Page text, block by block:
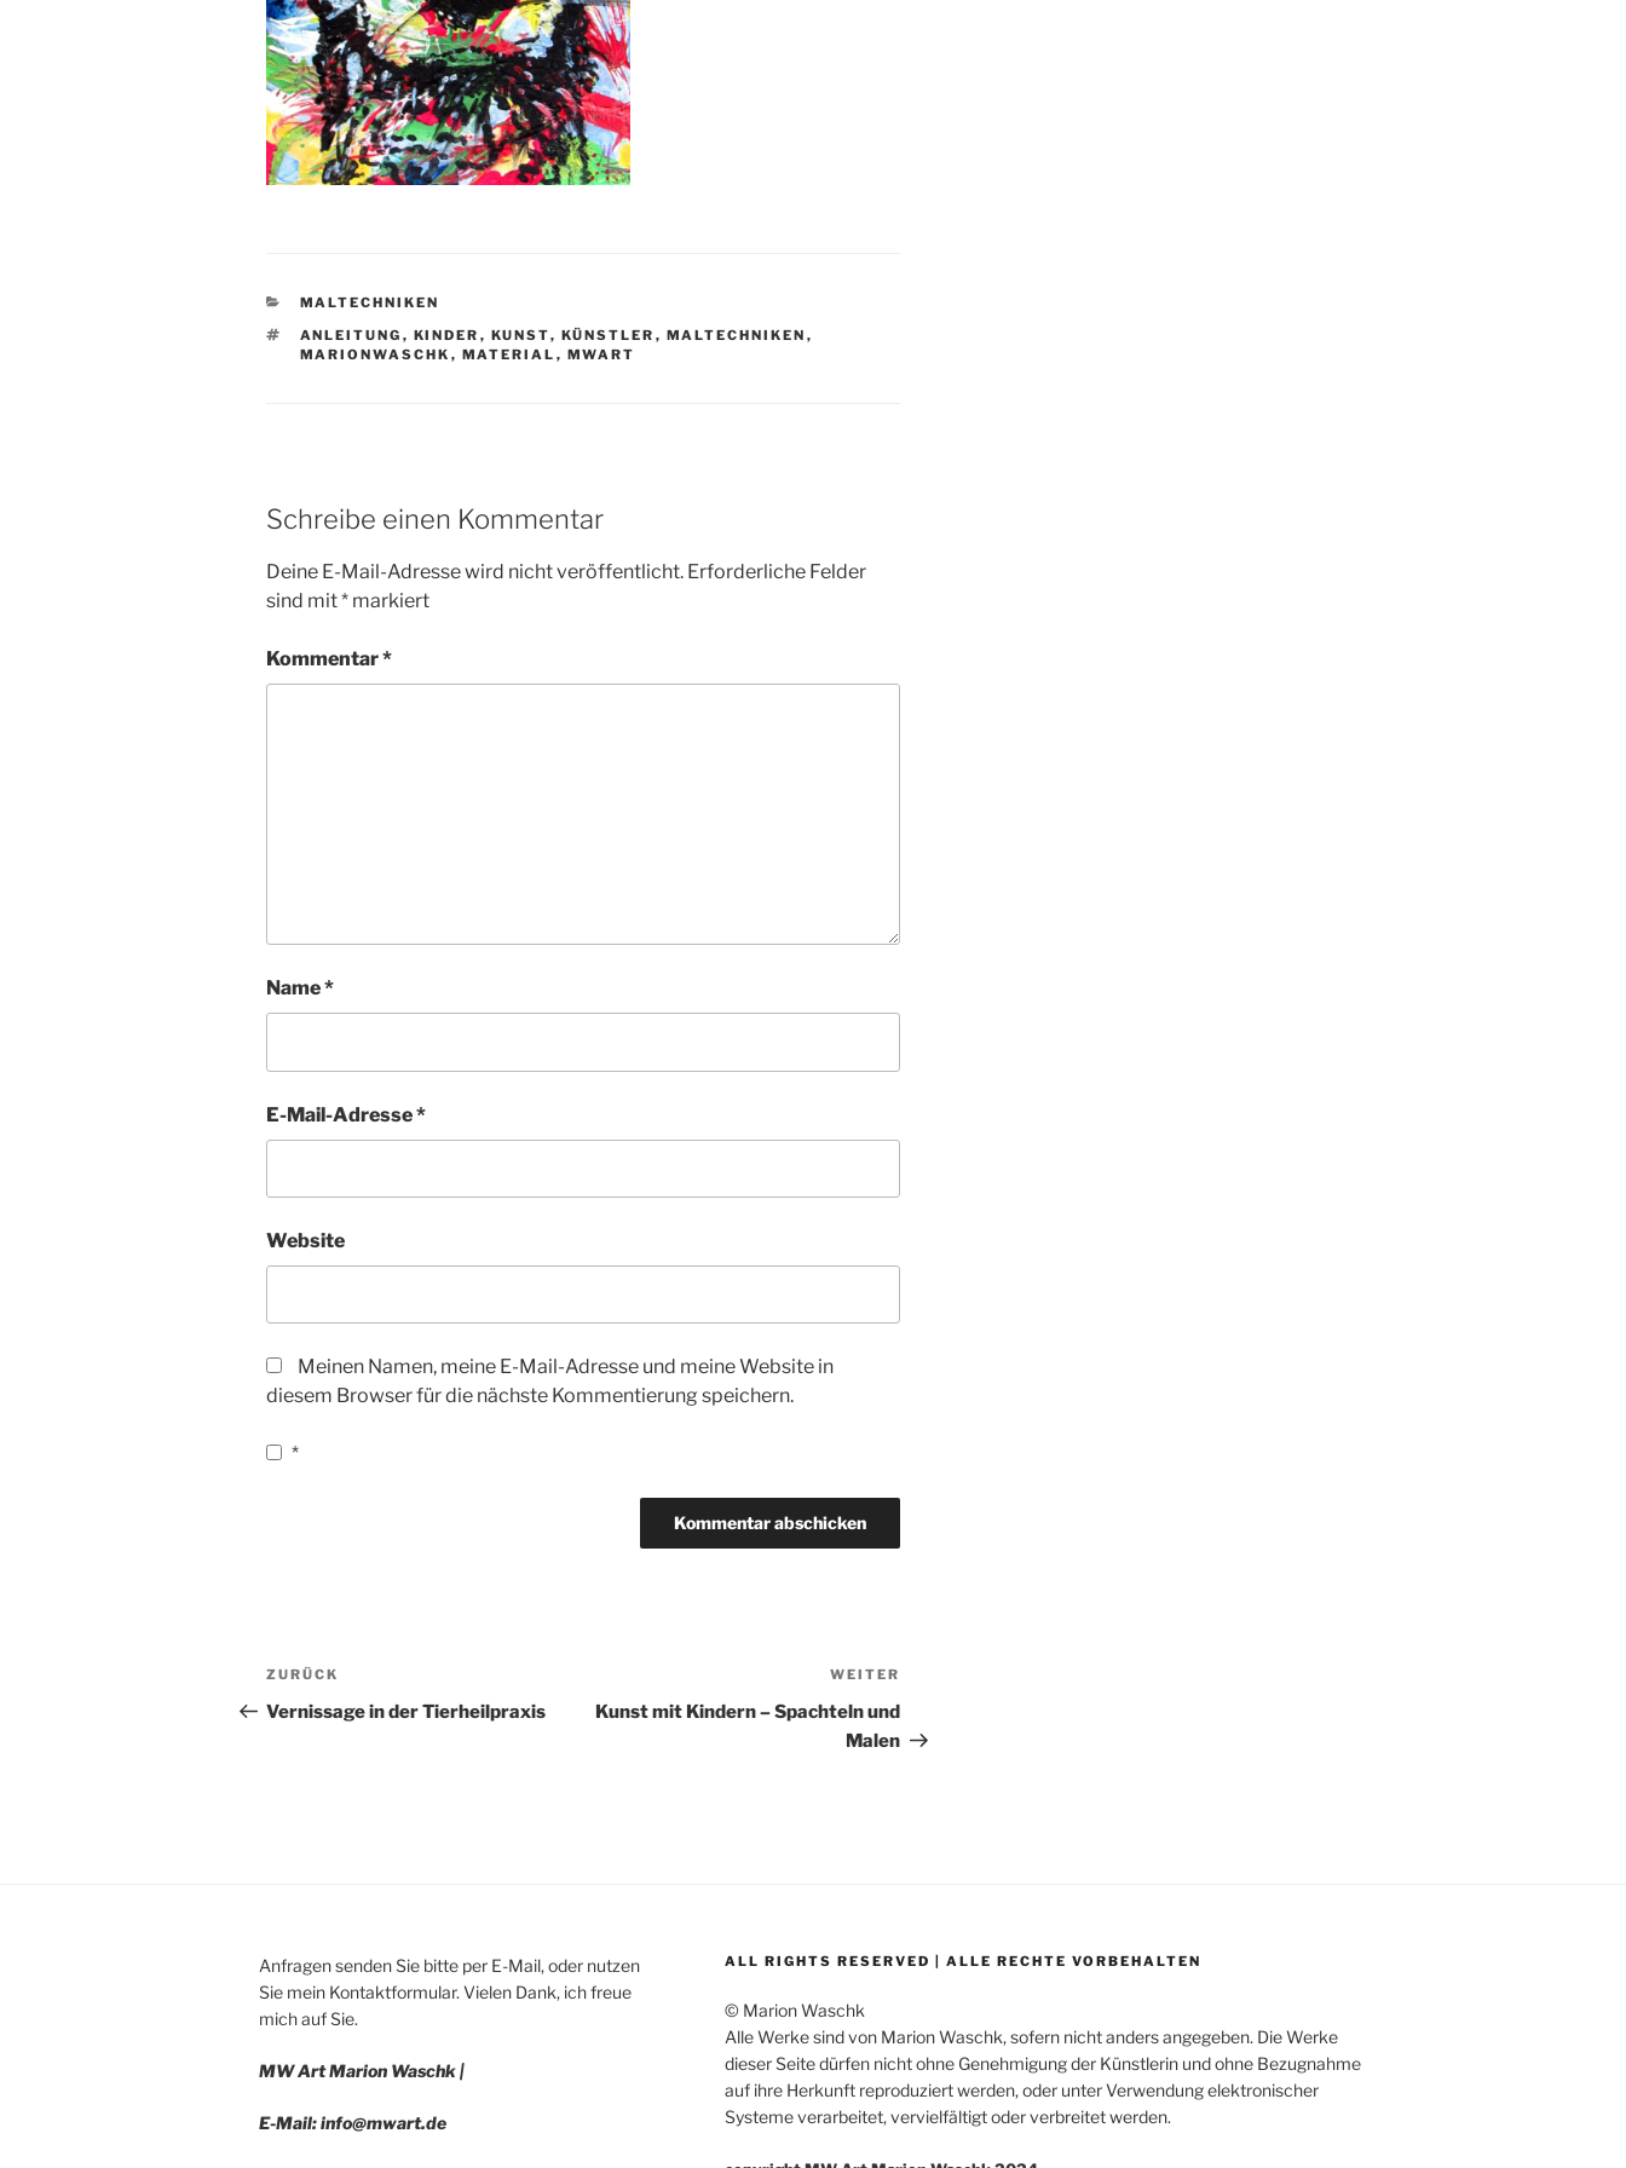
KATEGORIEN
MALTECHNIKEN
SCHLAGWÖRTER
ANLEITUNG , KINDER , KUNST, KÜNSTLER , MALTECHNIKEN ,
MARIONWASCHK , MATERIAL , MWART
Schreibe einen Kommentar
Deine E-Mail-Adresse wird nicht veröffentlicht. Erforderliche Felder
sind mit* markiert
Kommentar*
Name*
E-Mail-Adresse*
Website
Meinen Namen, meine E-Mail-Adresse und meine Website in
diesem Browser für die nächste Kommentierung speichern.
*
Beitragsnavigation
Vorheriger
Beitrag
ZURÜCK
Vernissage in der Tierheilpraxis
Beitrag
WEITER
Kunst mit Kindern – Spachteln und
Malen
Anfragen senden Sie bitte per E-Mail, oder nutzen
Sie mein Kontaktformular. Vielen Dank, ich freue
mich auf Sie.
MW Art Marion Waschk |
E-Mail: info@mwart.de
ALL RIGHTS RESERVED | ALLE RECHTE VORBEHALTEN
© Marion Waschk
Alle Werke sind von Marion Waschk, sofern nicht anders angegeben. Die Werke
dieser Seite dürfen nicht ohne Genehmigung der Künstlerin und ohne Bezugnahme
auf ihre Herkunft reproduziert werden, oder unter Verwendung elektronischer
Systeme verarbeitet, vervielfältigt oder verbreitet werden.